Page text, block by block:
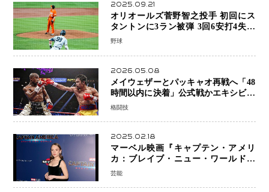
2025.09.21
オリオールズ菅野智之投手 初回にス
タントンに3ラン被弾 3回6安打4失点
で降板
野球
2026.05.08
メイウェザーとパッキャオ再戦へ「48
時間以内に決着」公式戦かエキシビシ
ョンか混迷続く
格闘技
2025.02.18
マーベル映画『キャプテン・アメリ
カ：ブレイブ・ニュー・ワールド』
新ブラック・ウィドウ役のシラ・ハー
芸能